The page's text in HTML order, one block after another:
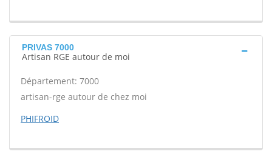
PRIVAS 7000
Artisan RGE autour de moi
Département: 7000
artisan-rge autour de chez moi
PHIFROID